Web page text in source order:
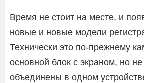
Время не стоит на месте, и
новые и новые модели
Технически это по-прежнему
основной блок с экраном, но
объединены в одном